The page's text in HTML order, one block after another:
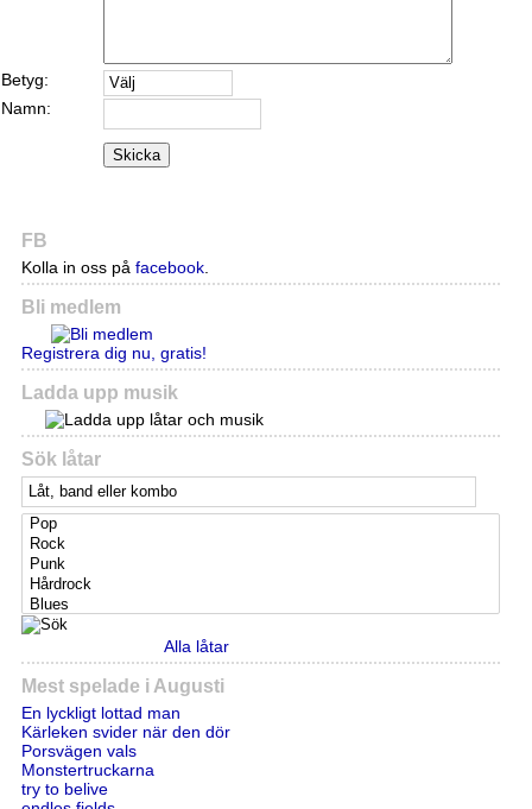
Betyg:
Namn:
Skicka
FB
Kolla in oss på facebook.
Bli medlem
Registrera dig nu, gratis!
Ladda upp musik
Sök låtar
Alla låtar
Mest spelade i Augusti
En lyckligt lottad man
Kärleken svider när den dör
Porsvägen vals
Monstertruckarna
try to belive